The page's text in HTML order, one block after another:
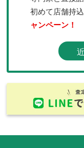
初めて店舗持
ャンペーン！